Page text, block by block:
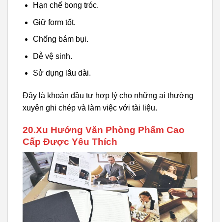
Hạn chế bong tróc.
Giữ form tốt.
Chống bám bụi.
Dễ vệ sinh.
Sử dụng lâu dài.
Đây là khoản đầu tư hợp lý cho những ai thường
xuyên ghi chép và làm việc với tài liệu.
20.Xu Hướng Văn Phòng Phẩm Cao
Cấp Được Yêu Thích